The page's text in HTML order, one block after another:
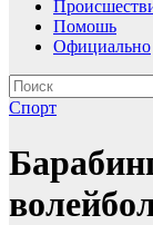
Помошь
Официально
Спорт